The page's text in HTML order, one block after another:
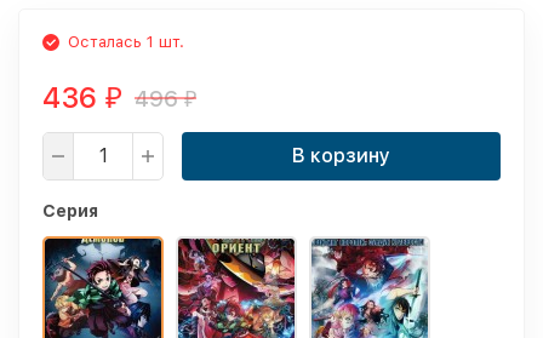
Осталась 1 шт.
436 ₽ 496₽
В корзину
Серия